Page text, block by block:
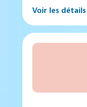
Voir les détails